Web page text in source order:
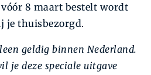
8 maart bestelt wordt
je thuisbezorgd.
geldig binnen Nederland.
je deze speciale uitgave